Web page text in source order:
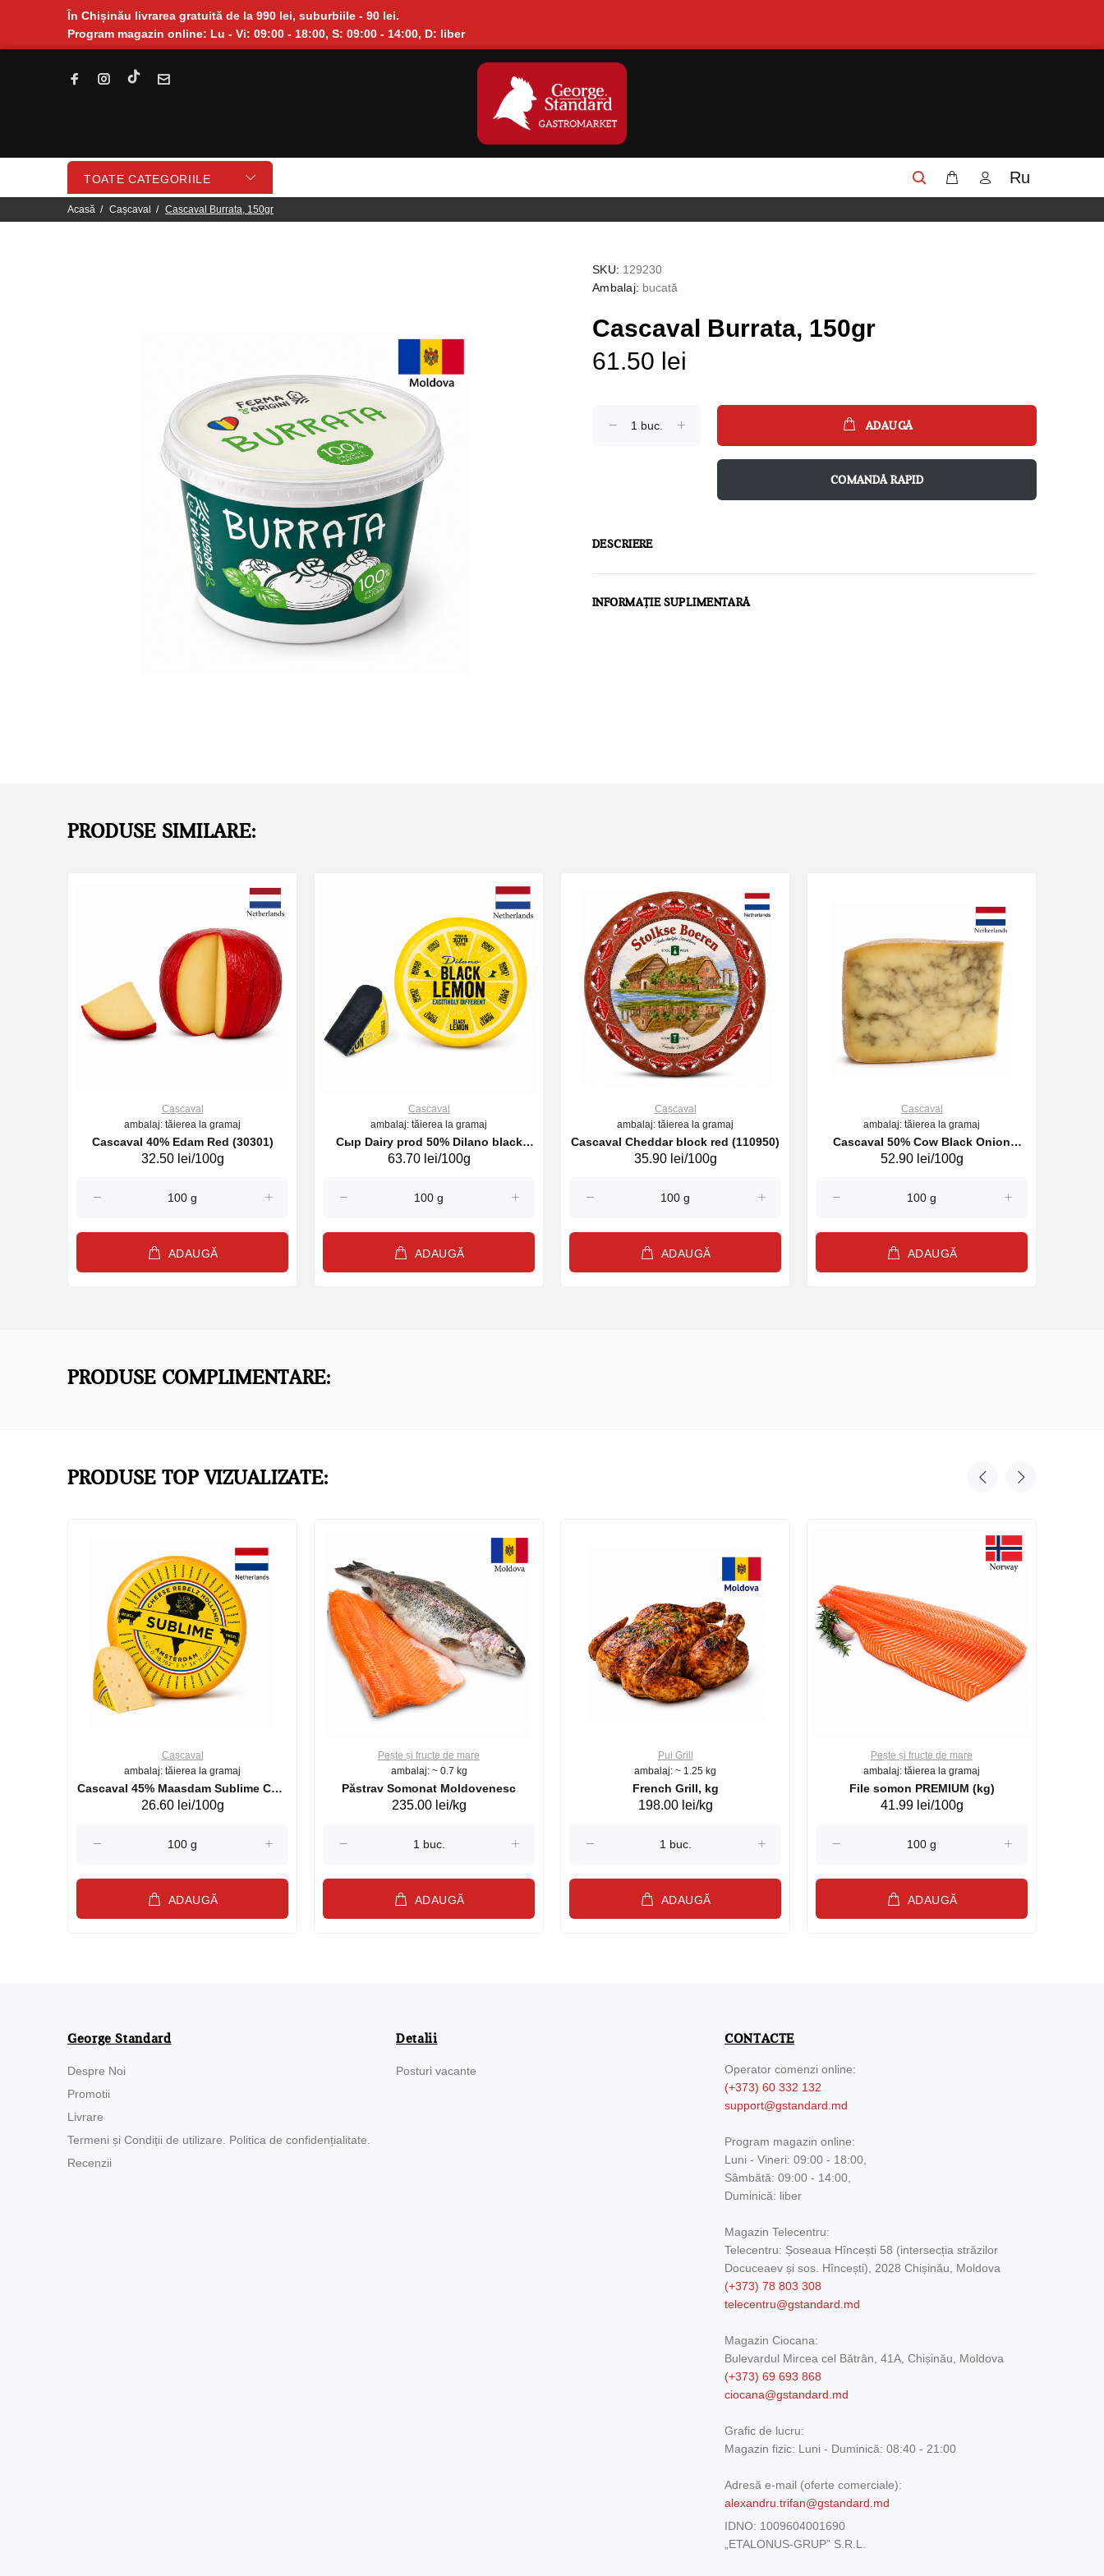
În Chișinău livrarea gratuită de la 990 lei, suburbiile - 90 lei.
Program magazin online: Lu - Vi: 09:00 - 18:00, S: 09:00 - 14:00, D: liber
TOATE CATEGORIILE Ru
Acasă Cașcaval Cascaval Burrata, 150gr
SKU: 129230
Ambalaj: bucată
Cascaval Burrata, 150gr
61.50 lei
ADAUGĂ
COMANDĂ RAPID
DESCRIERE
INFORMAȚIE SUPLIMENTARĂ
PRODUSE SIMILARE:
Cașcaval
ambalaj: tăierea la gramaj
Cascaval 40% Edam Red (30301)
32.50 lei/100g
ADAUGĂ
Cașcaval
ambalaj: tăierea la gramaj
Сыр Dairy prod 50% Dilano black
lemon 3% veg (20137)
63.70 lei/100g
ADAUGĂ
Cașcaval
ambalaj: tăierea la gramaj
Cascaval Cheddar block red (110950)
35.90 lei/100g
ADAUGĂ
Cașcaval
ambalaj: tăierea la gramaj
Cascaval 50% Cow Black Onion
(06757122)
52.90 lei/100g
ADAUGĂ
PRODUSE COMPLIMENTARE:
PRODUSE TOP VIZUALIZATE:
Cașcaval
ambalaj: tăierea la gramaj
Cascaval 45% Maasdam Sublime Cow
(075002)
26.60 lei/100g
ADAUGĂ
Pește și fructe de mare
ambalaj: ~ 0.7 kg
Păstrav Somonat Moldovenesc
235.00 lei/kg
ADAUGĂ
Pui Grill
ambalaj: ~ 1.25 kg
French Grill, kg
198.00 lei/kg
ADAUGĂ
Pește și fructe de mare
ambalaj: tăierea la gramaj
File somon PREMIUM (kg)
41.99 lei/100g
ADAUGĂ
George Standard
Despre Noi
Promotii
Livrare
Termeni și Condiții de utilizare. Politica de confidențialitate.
Recenzii
Detalii
Posturi vacante
CONTACTE
Operator comenzi online:
(+373) 60 332 132
support@gstandard.md
Program magazin online:
Luni - Vineri: 09:00 - 18:00,
Sâmbătă: 09:00 - 14:00,
Duminică: liber
Magazin Telecentru:
Telecentru: Șoseaua Hîncești 58 (intersecția străzilor
Docuceaev și sos. Hîncești), 2028 Chișinău, Moldova
(+373) 78 803 308
telecentru@gstandard.md
Magazin Ciocana:
Bulevardul Mircea cel Bătrân, 41A, Chișinău, Moldova
(+373) 69 693 868
ciocana@gstandard.md
Grafic de lucru:
Magazin fizic: Luni - Duminică: 08:40 - 21:00
Adresă e-mail (oferte comerciale):
alexandru.trifan@gstandard.md
IDNO: 1009604001690
„ETALONUS-GRUP” S.R.L.